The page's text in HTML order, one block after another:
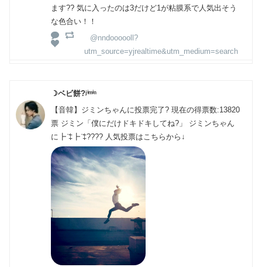
ます?? 気に入ったのは3だけど1が粘膜系で人気出そう
な色合い！！
@nndoooooll?
utm_source=yjrealtime&utm_medium=search
☽ベビ餅?ʲⁱᵐⁱⁿ
【音韓】ジミンちゃんに投票完了? 現在の得票数:13820
票 ジミン「僕にだけドキドキしてね?」 ジミンちゃん
に┣ ̈‡┣ ̈‡???? 人気投票はこちらから↓